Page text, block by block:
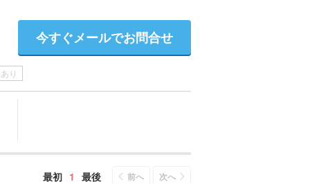
今すぐメールでお問合せ
り
最初 1 最後 前へ 次へ